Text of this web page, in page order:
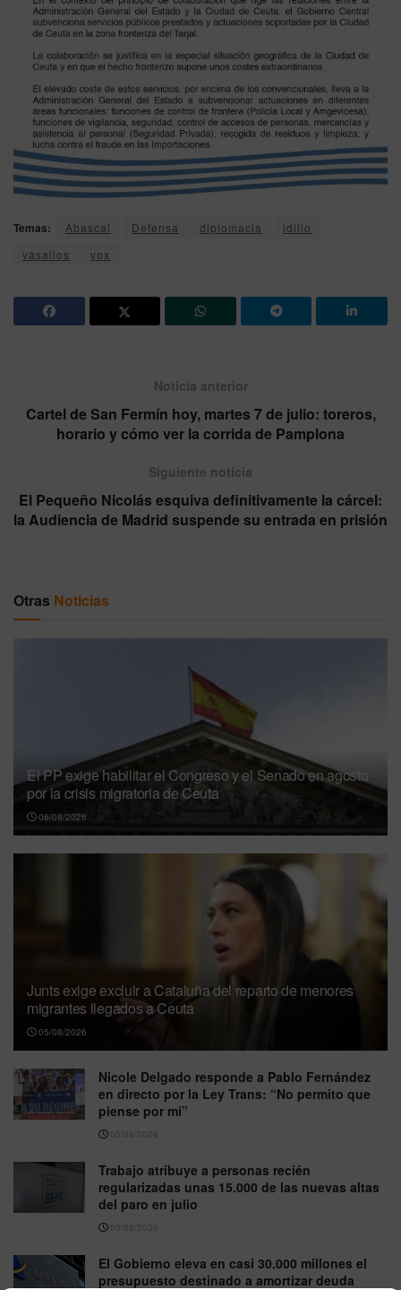
Temas: Abascal Defensa diplomacia
idilio
vasallos
vox
Noticia anterior
Cartel de San Fermín hoy, martes 7 de julio: toreros,
horario y cómo ver la corrida de Pamplona
Siguiente noticia
El Pequeño Nicolás esquiva definitivamente la cárcel:
la Audiencia de Madrid suspende su entrada en prisión
Otras Noticias
El PP exige habilitar el Congreso y el Senado en agosto
por la crisis migratoria de Ceuta
06/08/2026
Junts exige excluir a Cataluña del reparto de menores
migrantes llegados a Ceuta
05/08/2026
Nicole Delgado responde a Pablo Fernández
en directo por la Ley Trans: “No permito que
piense por mí”
05/08/2026
Trabajo atribuye a personas recién
regularizadas unas 15.000 de las nuevas altas
del paro en julio
05/08/2026
El Gobierno eleva en casi 30.000 millones el
presupuesto destinado a amortizar deuda